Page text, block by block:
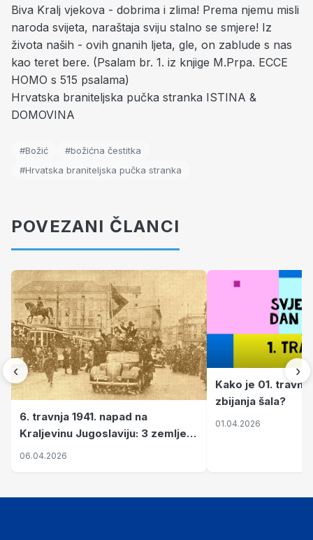
Biva Kralj vjekova - dobrima i zlima! Prema njemu misli
naroda svijeta, naraštaja sviju stalno se smjere! Iz
života naših - ovih gnanih ljeta, gle, on zablude s nas
kao teret bere. (Psalam br. 1. iz knjige M.Prpa. ECCE
HOMO s 515 psalama)
Hrvatska braniteljska pučka stranka ISTINA &
DOMOVINA
#Božić
#božićna čestitka
#Hrvatska braniteljska pučka stranka
POVEZANI ČLANCI
‹
6. travnja 1941. napad na
Kraljevinu Jugoslaviju: 3 zemlje
nastale njenim raspadom
06.04.2026
Kako je 01.
zbijanja šala?
01.04.2026
›